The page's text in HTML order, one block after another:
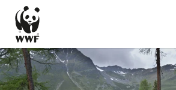
Salta
contenuto
principale